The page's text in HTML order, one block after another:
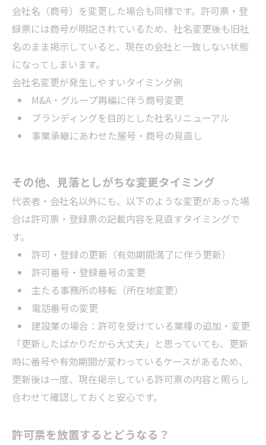
会社名（商号）を変更した場合も同様です。許可票・登
録票には商号が明記されているため、社名変更後も旧社
名のまま掲示していると、現在の会社と一致しない状態
になってしまいます。
会社名変更が発生しやすいタイミング例
M&A・グループ再編に伴う商号変更
ブランディングを目的とした社名リニューアル
事業承継にあわせた屋号・商号の見直し
その他、見落としがちな変更タイミング
代表者・会社名以外にも、以下のような変更があった場
合は許可票・登録票の記載内容を見直すタイミングで
す。
許可・登録の更新（有効期間満了に伴う更新）
許可番号・登録番号の変更
主たる事務所の移転（所在地変更）
電話番号の変更
建設業の場合：許可を受けている業種の追加・変更
「更新したばかりだから大丈夫」と思っていても、更新
時に番号や有効期間が変わっているケースがあるため、
更新後は一度、現在掲示している許可票の内容と照らし
合わせて確認しておくと安心です。
許可票を放置するとどうなる？